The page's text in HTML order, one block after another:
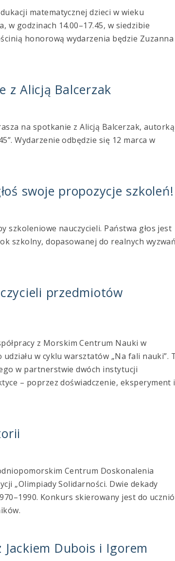
matematycznej dzieci w wieku
w godzinach 14.00–17.45, w siedzibie
honorową wydarzenia będzie Zuzanna
z Alicją Balcerzak
na spotkanie z Alicją Balcerzak, autorką
Wydarzenie odbędzie się 12 marca w
swoje propozycje szkoleń!
szkoleniowe nauczycieli. Państwa głos jest
szkolny, dopasowanej do realnych
przedmiotów
z Morskim Centrum Nauki w
w cyklu warsztatów „Na fali nauki”.
w partnerstwie dwóch instytucji
– poprzez doświadczenie, eksperyment i
Centrum Doskonalenia
„Olimpiady Solidarności. Dwie dekady
Konkurs skierowany jest do
Dubois i Igorem